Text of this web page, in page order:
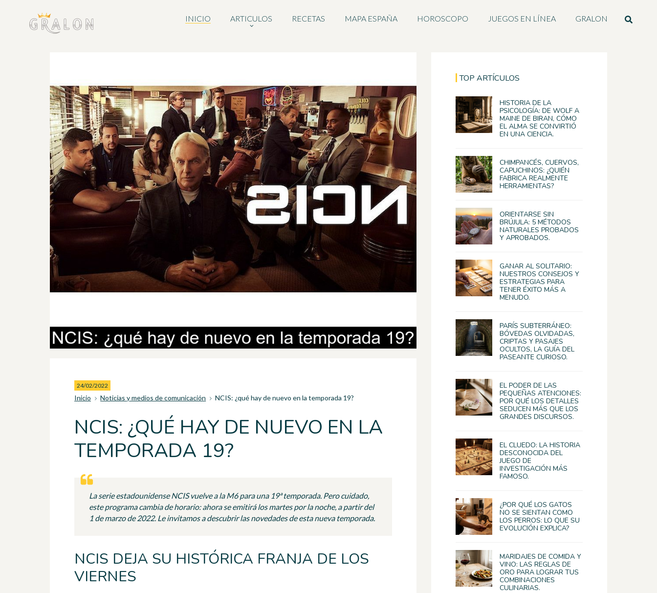
INICIO ARTICULOS RECETAS MAPA ESPAÑA HOROSCOPO JUEGOS EN LÍNEA GRALON
24/02/2022
Inicio Noticias y medios de comunicación NCIS: ¿qué hay de nuevo en la temporada 19?
NCIS: ¿QUÉ HAY DE NUEVO EN LA
TEMPORADA 19?
La serie estadounidense NCIS vuelve a la M6 para una 19ª temporada. Pero cuidado,
este programa cambia de horario: ahora se emitirá los martes por la noche, a partir del
1 de marzo de 2022. Le invitamos a descubrir las novedades de esta nueva temporada.
NCIS DEJA SU HISTÓRICA FRANJA DE LOS
VIERNES
TOP ARTÍCULOS
HISTORIA DE LA
PSICOLOGÍA: DE WOLF A
MAINE DE BIRAN, CÓMO
EL ALMA SE CONVIRTIÓ
EN UNA CIENCIA.
CHIMPANCÉS, CUERVOS,
CAPUCHINOS: ¿QUIÉN
FABRICA REALMENTE
HERRAMIENTAS?
ORIENTARSE SIN
BRÚJULA: 5 MÉTODOS
NATURALES PROBADOS
Y APROBADOS.
GANAR AL SOLITARIO:
NUESTROS CONSEJOS Y
ESTRATEGIAS PARA
TENER ÉXITO MÁS A
MENUDO.
PARÍS SUBTERRÁNEO:
BÓVEDAS OLVIDADAS,
CRIPTAS Y PASAJES
OCULTOS, LA GUÍA DEL
PASEANTE CURIOSO.
EL PODER DE LAS
PEQUEÑAS ATENCIONES:
POR QUÉ LOS DETALLES
SEDUCEN MÁS QUE LOS
GRANDES DISCURSOS.
EL CLUEDO: LA HISTORIA
DESCONOCIDA DEL
JUEGO DE
INVESTIGACIÓN MÁS
FAMOSO.
¿POR QUÉ LOS GATOS
NO SE SIENTAN COMO
LOS PERROS: LO QUE SU
EVOLUCIÓN EXPLICA?
MARIDAJES DE COMIDA Y
VINO: LAS REGLAS DE
ORO PARA LOGRAR TUS
COMBINACIONES
CULINARIAS.